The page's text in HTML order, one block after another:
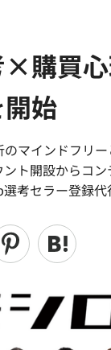
×購買
始
のマインドフリ
ト開設からコ
考セラー登録